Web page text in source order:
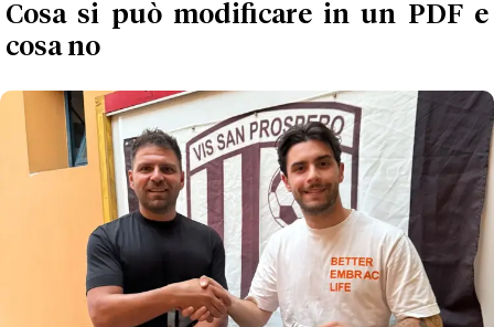
Cosa si può modificare in un PDF e
cosa no